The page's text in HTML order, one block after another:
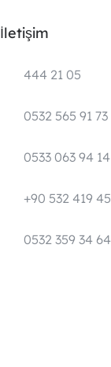
İletişim
444 21 05
0532 565 91 73
0533 063 94
+90 532 419
0532 359 34